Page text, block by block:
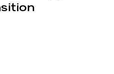
Gaz au